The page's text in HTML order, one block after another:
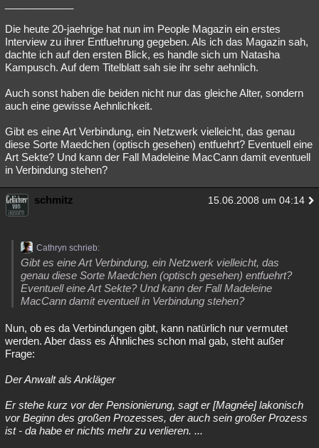
Die heute 20-jaehrige hat nun im People Magazin ein erstes
Interview zu ihrer Entfuehrung gegeben. Als ich das Magazin sah,
dachte ich auf den ersten Blick, es handle sich um Natasha
Kampusch. Auf dem Titelblatt sah sie ihr sehr aehnlich.
Auch sonst haben die beiden nicht nur das gleiche Alter, sondern
auch eine gewisse Aehnlichkeit.
Gibt es eine Art Verbindung, ein Netzwerk vielleicht, das genau
diese Sorte Maedchen (optisch gesehen) entfuehrt? Eventuell eine
Art Sekte? Und kann der Fall Madeleine MacCann damit eventuell
in Verbindung stehen?
schmitz 15.06.2008 um 04:14
Cathryn schrieb:
Gibt es eine Art Verbindung, ein Netzwerk vielleicht, das
genau diese Sorte Maedchen (optisch gesehen) entfuehrt?
Eventuell eine Art Sekte? Und kann der Fall Madeleine
MacCann damit eventuell in Verbindung stehen?
Nun, ob es da Verbindungen gibt, kann natürlich nur vermutet
werden. Aber dass es Ähnliches schon mal gab, steht außer
Frage:
Der Anwalt als Ankläger
Er stehe kurz vor der Pensionierung, sagt er [Magnée] lakonisch
vor Beginn des großen Prozesses, der auch sein großer Prozess
ist - da habe er nichts mehr zu verlieren. ...